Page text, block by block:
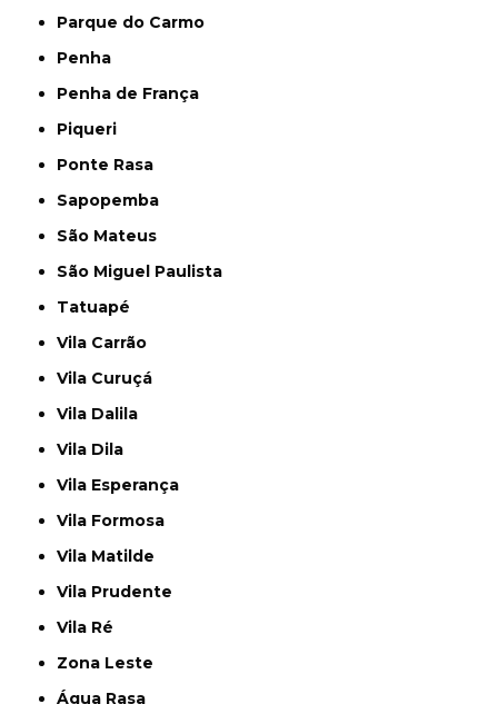
Parque do Carmo
Penha
Penha de França
Piqueri
Ponte Rasa
Sapopemba
São Mateus
São Miguel Paulista
Tatuapé
Vila Carrão
Vila Curuçá
Vila Dalila
Vila Dila
Vila Esperança
Vila Formosa
Vila Matilde
Vila Prudente
Vila Ré
Zona Leste
Água Rasa